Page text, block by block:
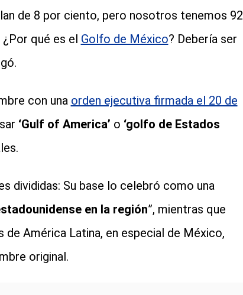
de 8 por ciento, pero nosotros tenemos 92
¿Por qué es el Golfo de México? Debería ser
con una orden ejecutiva firmada el 20 de
‘Gulf of America’ o ‘golfo de Estados
divididas: Su base lo celebró como una
en la región”, mientras que
América Latina, en especial de México,
original.